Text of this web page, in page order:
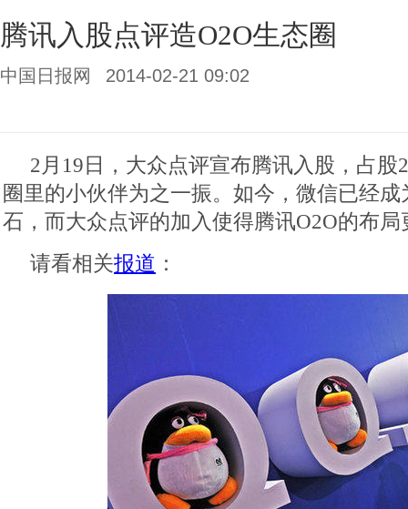
腾讯入股点评造O2O生态圈
中国日报网 2014-02-21 09:02
2月19日，大众点评宣布腾讯入股，占股
圈里的小伙伴为之一振。如今，微信已经
石，而大众点评的加入使得腾讯O2O的布局
请看相关报道 ：